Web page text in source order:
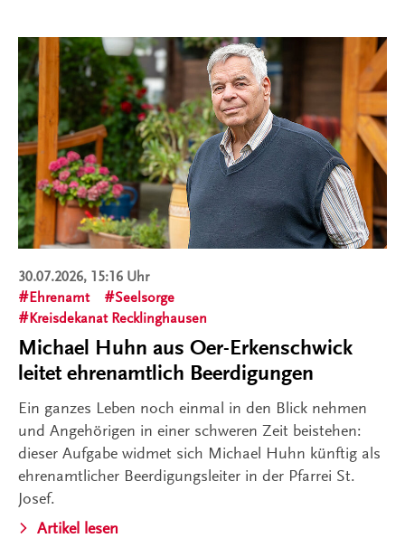
30.07.2026, 15:16 Uhr
Ehrenamt
Seelsorge
Kreisdekanat Recklinghausen
Michael Huhn aus Oer-Erkenschwick
leitet ehrenamtlich Beerdigungen
Ein ganzes Leben noch einmal in den Blick nehmen
und Angehörigen in einer schweren Zeit beistehen:
dieser Aufgabe widmet sich Michael Huhn künftig als
ehrenamtlicher Beerdigungsleiter in der Pfarrei St.
Josef.
Artikel lesen